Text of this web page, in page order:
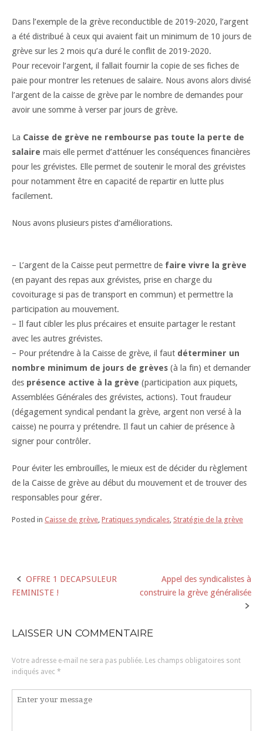
Dans l’exemple de la grève reconductible de 2019-2020, l’argent
a été distribué à ceux qui avaient fait un minimum de 10 jours de
grève sur les 2 mois qu’a duré le conflit de 2019-2020.
Pour recevoir l’argent, il fallait fournir la copie de ses fiches de
paie pour montrer les retenues de salaire. Nous avons alors divisé
l’argent de la caisse de grève par le nombre de demandes pour
avoir une somme à verser par jours de grève.
La Caisse de grève ne rembourse pas toute la perte de
salaire mais elle permet d’atténuer les conséquences financières
pour les grévistes. Elle permet de soutenir le moral des grévistes
pour notamment être en capacité de repartir en lutte plus
facilement.
Nous avons plusieurs pistes d’améliorations.
– L’argent de la Caisse peut permettre de faire vivre la grève
(en payant des repas aux grévistes, prise en charge du
covoiturage si pas de transport en commun) et permettre la
participation au mouvement.
– Il faut cibler les plus précaires et ensuite partager le restant
avec les autres grévistes.
– Pour prétendre à la Caisse de grève, il faut déterminer un
nombre minimum de jours de grèves (à la fin) et demander
des présence active à la grève (participation aux piquets,
Assemblées Générales des grévistes, actions). Tout fraudeur
(dégagement syndical pendant la grève, argent non versé à la
caisse) ne pourra y prétendre. Il faut un cahier de présence à
signer pour contrôler.
Pour éviter les embrouilles, le mieux est de décider du règlement
de la Caisse de grève au début du mouvement et de trouver des
responsables pour gérer.
Posted in Caisse de grève, Pratiques syndicales, Stratégie de la grève
Post
OFFRE 1 DECAPSULEUR
FEMINISTE !
Appel des syndicalistes à
construire la grève généralisée
LAISSER UN COMMENTAIRE
Votre adresse e-mail ne sera pas publiée. Les champs obligatoires sont
indiqués avec *
Commentaire